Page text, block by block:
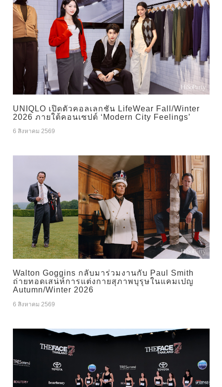
UNIQLO เปิดตัวคอลเลกชัน LifeWear Fall/Winter
2026 ภายใต้คอนเซปต์ ‘Modern City Feelings’
6 สิงหาคม 2569
Walton Goggins กลับมาร่วมงานกับ Paul Smith
ถ่ายทอดเสน่ห์การแต่งกายสุภาพบุรุษในแคมเปญ
Autumn/Winter 2026
6 สิงหาคม 2569